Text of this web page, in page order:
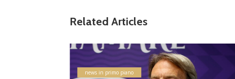
Related Articles
news in primo piano